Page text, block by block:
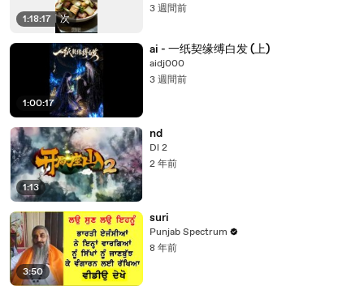
1:18:17 | 次
3 週間前
1:00:17
ai - 一纸契缘缚白发 (上)
aidj000
3 週間前
1:13
nd
Dl 2
2 年前
3:50
suri
Punjab Spectrum
8 年前